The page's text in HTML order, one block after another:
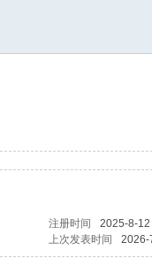
注册时间
2025-8-
上次发表时间 2026-